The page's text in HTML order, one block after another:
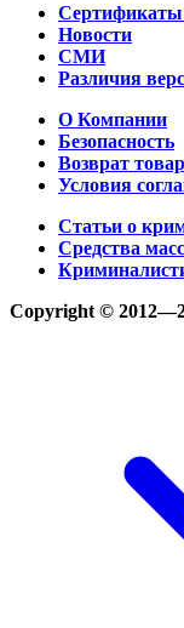
Новости
СМИ
Различия
О Компании
Безопасность
Возврат
Условия
Статьи о
Средства
Copyright ©